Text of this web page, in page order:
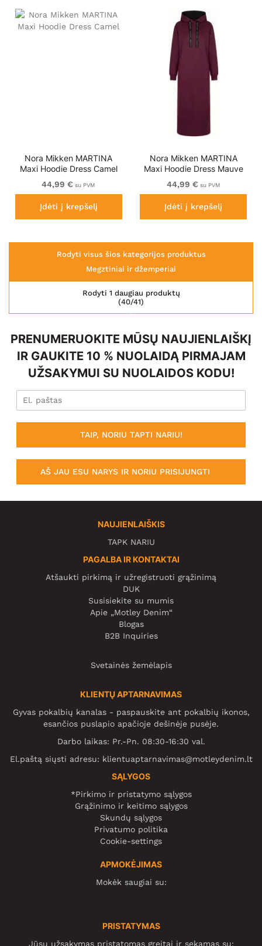
Nora Mikken MARTINA
Maxi Hoodie Dress Camel
44,99 € su PVM
Įdėti į krepšelį
Nora Mikken MARTINA
Maxi Hoodie Dress Mauve
Wine
44,99 € su PVM
Įdėti į krepšelį
Rodyti visus šios kategorijos produktus
Megztiniai ir džemperiai
(40/41)
Rodyti 1 daugiau produktų
PRENUMERUOKITE MŪSŲ NAUJIENLAIŠKĮ
IR GAUKITE 10 % NUOLAIDĄ PIRMAJAM
UŽSAKYMUI SU NUOLAIDOS KODU!
TAIP, NORIU TAPTI NARIU!
AŠ JAU ESU NARYS IR NORIU PRISIJUNGTI
NAUJIENLAIŠKIS
TAPK NARIU
PAGALBA IR KONTAKTAI
Atšaukti pirkimą ir užregistruoti grąžinimą
DUK
Susisiekite su mumis
Apie „Motley Denim“
Blogas
B2B Inquiries
Svetainės žemėlapis
KLIENTŲ APTARNAVIMAS
Gyvas pokalbių kanalas - paspauskite ant pokalbių ikonos,
esančios puslapio apačioje dešinėje pusėje.
Darbo laikas: Pr.-Pn. 08:30-16:30 val.
El.paštą siųsti adresu: klientuaptarnavimas@motleydenim.lt
SĄLYGOS
*Pirkimo ir pristatymo sąlygos
Grąžinimo ir keitimo sąlygos
Skundų sąlygos
Privatumo politika
Cookie-settings
APMOKĖJIMAS
Mokėk saugiai su:
PRISTATYMAS
Jūsų užsakymas pristatomas greitai ir sekamas su: